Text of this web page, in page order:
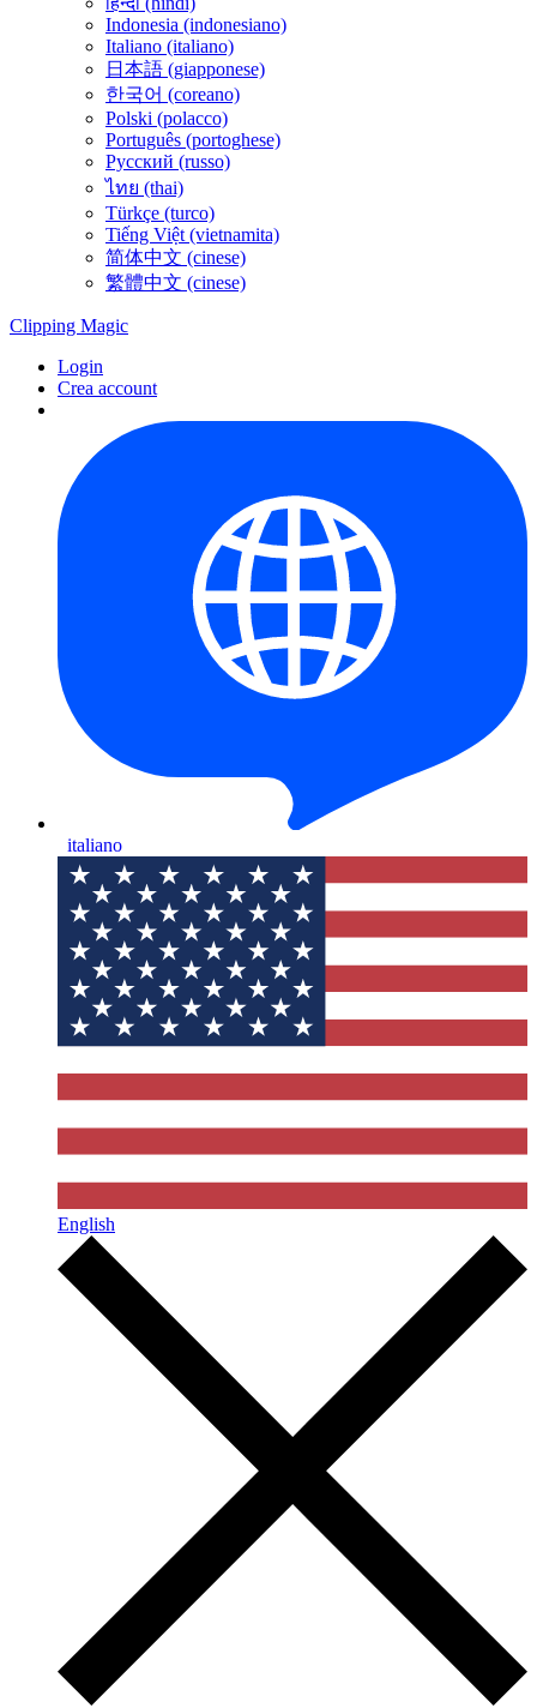
Indonesia (indonesiano)
Italiano (italiano)
日本語 (giapponese)
한국어 (coreano)
Polski (polacco)
Português (portoghese)
Русский (russo)
ไทย (thai)
Türkçe (turco)
Tiếng Việt (vietnamita)
简体中文 (cinese)
繁體中文 (cinese)
Clipping Magic
Login
Crea account
italiano
English